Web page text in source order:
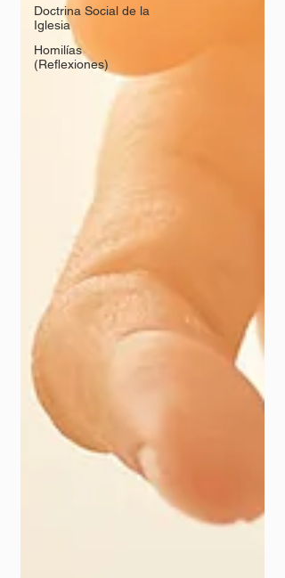
Doctrina Social de la
Iglesia
Homilías
(Reflexiones)